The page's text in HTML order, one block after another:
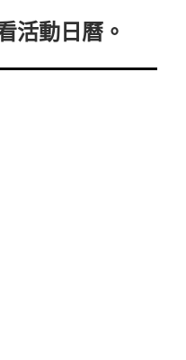
活動日曆。